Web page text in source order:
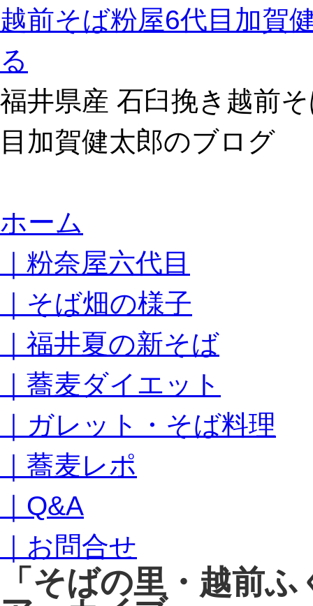
越前そば粉屋6代目加賀
る
福井県産 石臼挽き越前
目加賀健太郎のブログ
ン
ツ
プ
ホーム
｜粉奈屋六代目
｜そば畑の様子
｜福井夏の新そば
｜蕎麦ダイエット
｜ガレット・そば料理
｜蕎麦レポ
｜Q&A
｜お問合せ
「 そばの里・越前ふ